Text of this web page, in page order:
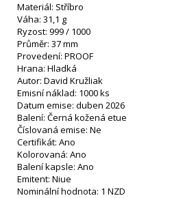
Materiál: Stříbro
Váha: 31,1 g
Ryzost: 999 / 1000
Průměr: 37 mm
Provedení: PROOF
Hrana: Hladká
Autor: David Kružliak
Emisní náklad: 1000 ks
Datum emise: duben 2026
Balení: Černá kožená etue
Číslovaná emise: Ne
Certifikát: Ano
Kolorovaná: Ano
Balení kapsle: Ano
Emitent: Niue
Nominální hodnota: 1 NZD